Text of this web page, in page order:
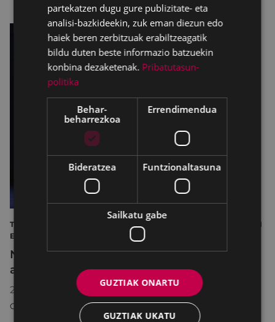
TEATROA DEBABARRENEKO XLI ESKOLARTEKO ANTZERKI
ERAKUSKETA
Nurr - Debabarreneko XLI eskolarteko
antzerki erakusketa
2026/05/08 15:00
COLISEO ANTZOKIA
partekatzen dugu gure publizitate- eta
analisi-bazkideekin, zuk eman diezun edo
haiek beren zerbitzuak erabiltzeagatik
bildu duten beste informazio batzuekin
konbina dezaketenak. Pribatutasun-
politika
Behar-
beharrezkoa
Errendimendua
Bideratzea Funtzionaltasuna
Sailkatu gabe
GUZTIAK ONARTU
GUZTIAK UKATU